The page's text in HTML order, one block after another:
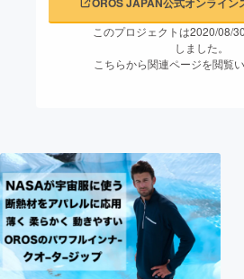
まちづくり・地域活性化
このプロジェクトは2020/08/
しました。
こちらから関連ページを閲覧